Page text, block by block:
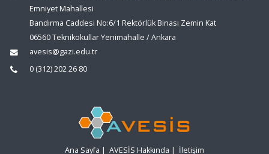
Emniyet Mahallesi
Bandırma Caddesi No:6/1 Rektörlük Binası Zemin Kat
06560 Teknikokullar Yenimahalle / Ankara
avesis@gazi.edu.tr
0 (312) 202 26 80
Ana Sayfa | AVESİS Hakkında | İletişim